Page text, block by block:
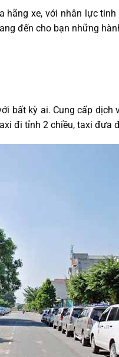
xe, với nhân lực
đến cho bạn những
bất kỳ ai. Cung cấp dịch
đi tỉnh 2 chiều, taxi đưa